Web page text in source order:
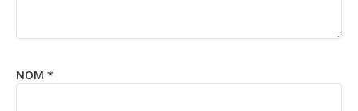
NOM *